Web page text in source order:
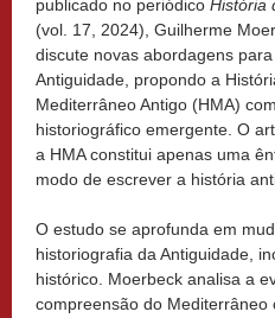
publicado no periódico História
(vol. 17, 2024), Guilherme
discute novas abordagens
Antiguidade, propondo a
Mediterrâneo Antigo (HMA)
historiográfico emergente. O
a HMA constitui apenas uma
modo de escrever a história
O estudo se aprofunda em
historiografia da Antiguidade,
histórico. Moerbeck analisa a
compreensão do